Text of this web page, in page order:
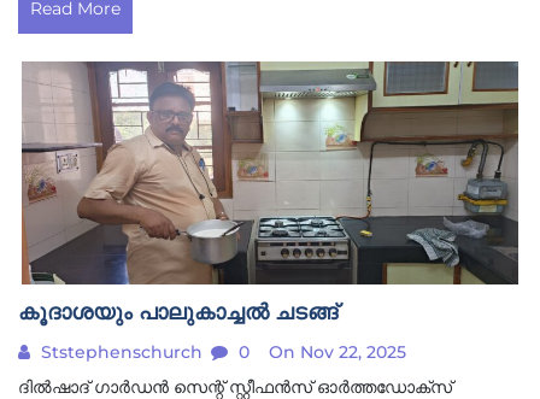
Read More
കൂദാശയും പാലുകാച്ചൽ ചടങ്ങ്
Ststephenschurch 0
On Nov 22, 2025
ദിൽഷാദ് ഗാർഡൻ സെന്റ് സ്റ്റീഫൻസ് ഓർത്തഡോക്സ്